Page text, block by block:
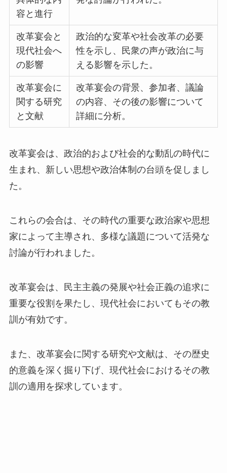
容と進行
改革宴会と
現代社会へ
の影響
政治的な変革や社会改革の必要
性を示し、民衆の声が政治に与
える影響を示した。
改革宴会に
関する研究
と文献
改革宴会の背景、参加者、議論
の内容、その後の影響について
詳細に分析。
改革宴会は、政治的および社会的な動乱の時代に
生まれ、新しい思想や政治体制の台頭を促しまし
た。
これらの会合は、その時代の重要な政治家や思想
家によって主導され、多様な議題について活発な
討論が行われました。
改革宴会は、民主主義の発展や社会正義の追求に
重要な役割を果たし、現代社会においてもその教
訓が有効です。
また、改革宴会に関する研究や文献は、その歴史
的意義を深く掘り下げ、現代社会におけるその教
訓の適用を探求しています。